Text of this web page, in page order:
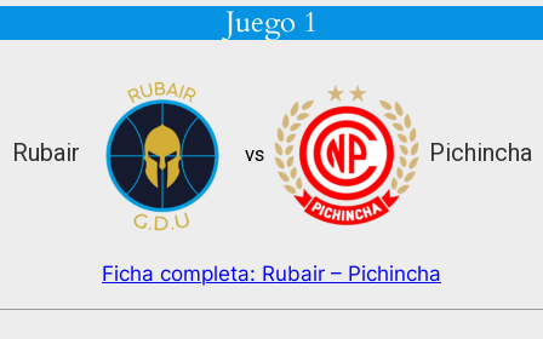
Juego 1
Rubair vs Pichincha
Ficha completa: Rubair – Pichincha